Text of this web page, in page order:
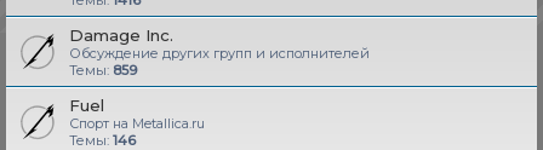
Damage Inc.
Обсуждение других групп и исполнителей
Темы: 859
Fuel
Спорт на Metallica.ru
Темы: 146